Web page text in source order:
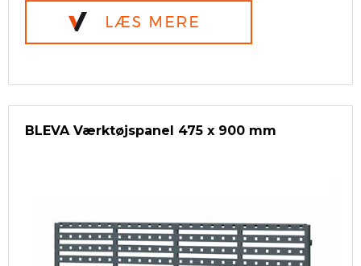
BLEVA Værktøjspanel 475 x 900 mm